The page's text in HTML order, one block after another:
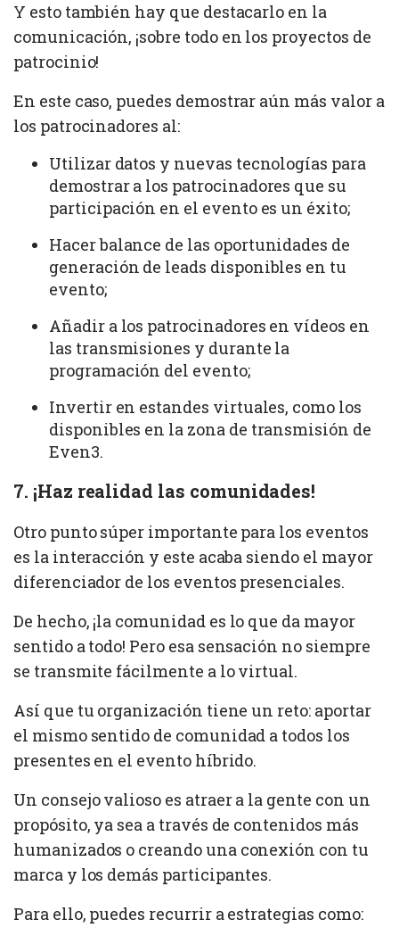
Y esto también hay que destacarlo en la
comunicación, ¡sobre todo en los proyectos de
patrocinio!
En este caso, puedes demostrar aún más valor a
los patrocinadores al:
Utilizar datos y nuevas tecnologías para
demostrar a los patrocinadores que su
participación en el evento es un éxito;
Hacer balance de las oportunidades de
generación de leads disponibles en tu
evento;
Añadir a los patrocinadores en vídeos en
las transmisiones y durante la
programación del evento;
Invertir en estandes virtuales, como los
disponibles en la zona de transmisión de
Even3.
7. ¡Haz realidad las comunidades!
Otro punto súper importante para los eventos
es la interacción y este acaba siendo el mayor
diferenciador de los eventos presenciales.
De hecho, ¡la comunidad es lo que da mayor
sentido a todo! Pero esa sensación no siempre
se transmite fácilmente a lo virtual.
Así que tu organización tiene un reto: aportar
el mismo sentido de comunidad a todos los
presentes en el evento híbrido.
Un consejo valioso es atraer a la gente con un
propósito, ya sea a través de contenidos más
humanizados o creando una conexión con tu
marca y los demás participantes.
Para ello, puedes recurrir a estrategias como: